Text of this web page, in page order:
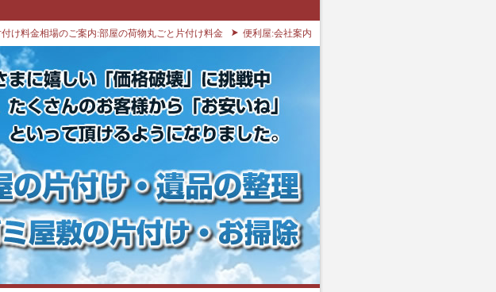
け料金相場のご案内:部屋の荷物丸ごと片付け料金 便利屋:会社案内